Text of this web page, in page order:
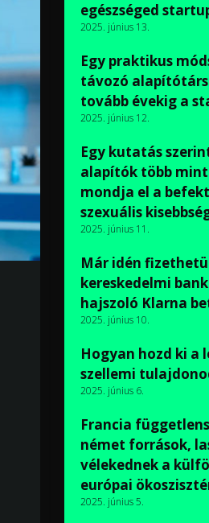
egészséged
2025. június 13.
Egy praktikus
távozó
tovább évekig a
2025. június 12.
Egy kutatás
alapítók több
mondja el a
szexuális
2025. június 11.
Már idén
kereskedelmi
hajszoló Klarna
2025. június 10.
Hogyan hozd ki a
szellemi
2025. június 6.
Francia
német források,
vélekednek a
európai
2025. június 5.